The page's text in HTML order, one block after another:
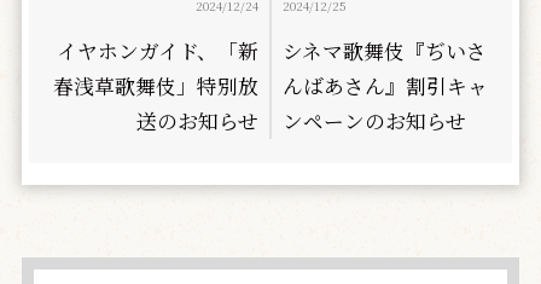
2024/12/24
イヤホンガイド、「新
春浅草歌舞伎」特別放
送のお知らせ
2024/12/25
シネマ歌舞伎『ぢいさ
んばあさん』割引キャ
ンペーンのお知らせ